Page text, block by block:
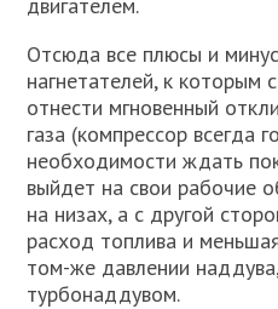
Отсюда все плюсы и
нагнетателей, к
отнести мгновенный
газа (компрессор всегда
необходимости ждать
выйдет на свои рабочие
на низах, а с другой
расход топлива и
том-же давлении
турбонаддувом.